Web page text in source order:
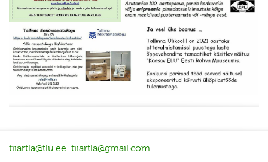
tiiartla@tlu.ee tiiartla@gmail.com